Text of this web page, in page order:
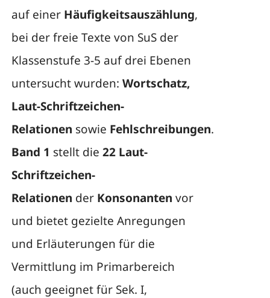
auf einer Häufigkeitsauszählung,
bei der freie Texte von SuS der
Klassenstufe 3-5 auf drei Ebenen
untersucht wurden: Wortschatz,
Laut-Schriftzeichen-
Relationen sowie Fehlschreibungen.
Band 1 stellt die 22 Laut-
Schriftzeichen-
Relationen der Konsonanten vor
und bietet gezielte Anregungen
und Erläuterungen für die
Vermittlung im Primarbereich
(auch geeignet für Sek. I,